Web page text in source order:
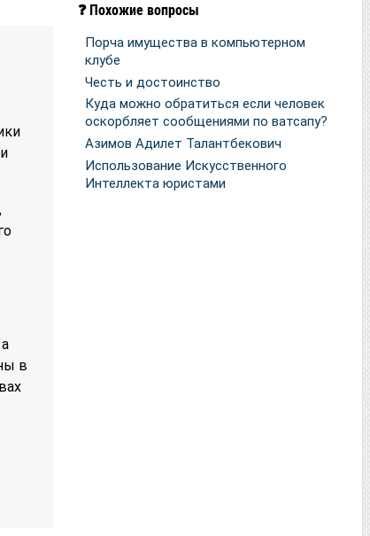
в
❓ Похожие вопросы
Порча имущества в компьютерном
клубе
Честь и достоинство
Куда можно обратиться если человек
оскорбляет сообщениями по ватсапу?
Азимов Адилет Талантбекович
Использование Искусственного
Интеллекта юристами